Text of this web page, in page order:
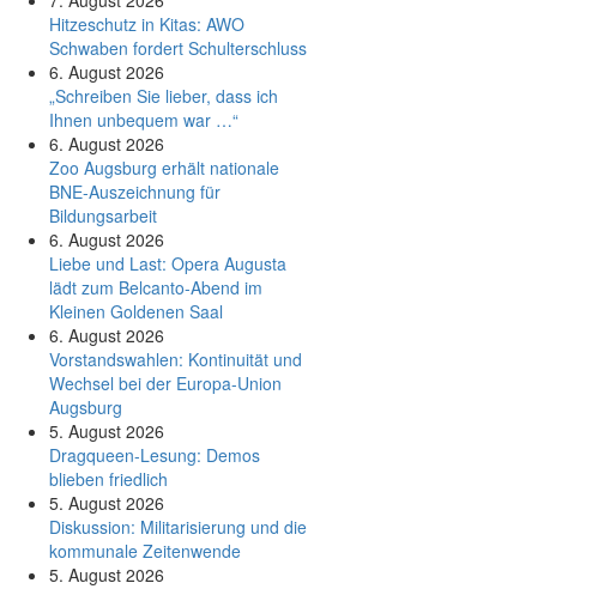
Hitzeschutz in Kitas: AWO
Schwaben fordert Schulterschluss
6. August 2026
„Schreiben Sie lieber, dass ich
Ihnen unbequem war …“
6. August 2026
Zoo Augsburg erhält nationale
BNE-Auszeichnung für
Bildungsarbeit
6. August 2026
Liebe und Last: Opera Augusta
lädt zum Belcanto-Abend im
Kleinen Goldenen Saal
6. August 2026
Vorstandswahlen: Kontinuität und
Wechsel bei der Europa-Union
Augsburg
5. August 2026
Dragqueen-Lesung: Demos
blieben friedlich
5. August 2026
Diskussion: Mi­li­ta­ri­sie­rung und die
kommunale Zeitenwende
5. August 2026